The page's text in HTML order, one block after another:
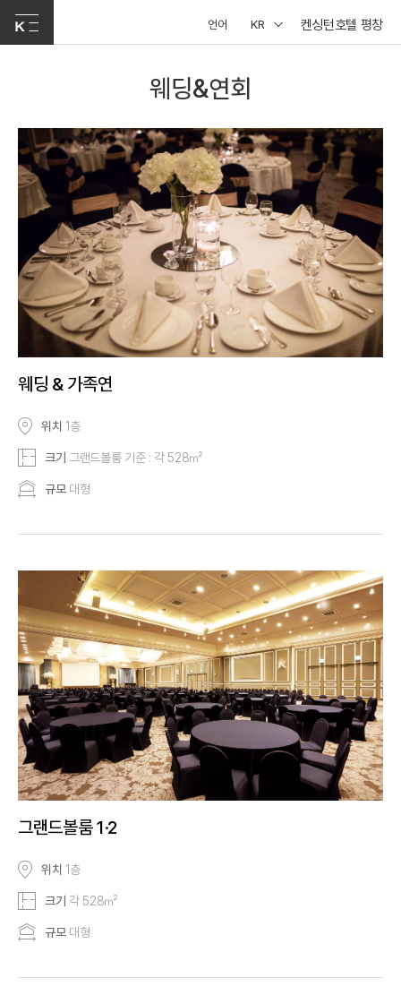
언어 KR 켄싱턴호텔 평창
웨딩&연회
웨딩 & 가족연
위치 1층
크기 그랜드볼룸 기준 : 각 528㎡
규모대형
그랜드볼룸 1·2
위치 1층
크기 각 528㎡
규모대형